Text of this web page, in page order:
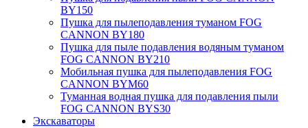
BY150
Пушка для пылеподавления туманом FOG
CANNON BY180
Пушка для пыле подавления водяным туманом
FOG CANNON BY210
Мобильная пушка для пылеподавления FOG
CANNON BYM60
Туманная водная пушка для подавления пыли
FOG CANNON BYS30
Экскаваторы